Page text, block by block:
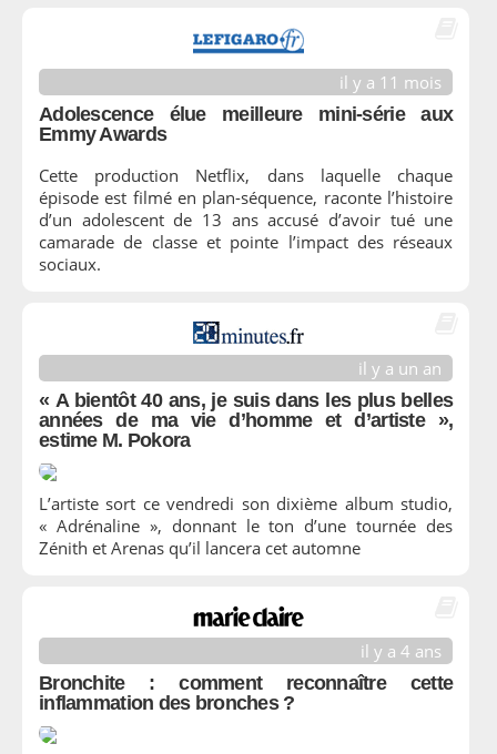
il y a 11 mois
Adolescence élue meilleure mini-série aux
Emmy Awards
Cette production Netflix, dans laquelle chaque
épisode est filmé en plan-séquence, raconte l’histoire
d’un adolescent de 13 ans accusé d’avoir tué une
camarade de classe et pointe l’impact des réseaux
sociaux.
il y a un an
« A bientôt 40 ans, je suis dans les plus belles
années de ma vie d’homme et d’artiste »,
estime M. Pokora
L’artiste sort ce vendredi son dixième album studio,
« Adrénaline », donnant le ton d’une tournée des
Zénith et Arenas qu’il lancera cet automne
il y a 4 ans
Bronchite : comment reconnaître cette
inflammation des bronches ?